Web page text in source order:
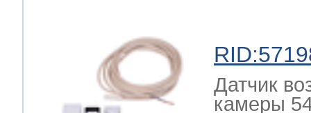
Датчик
камеры